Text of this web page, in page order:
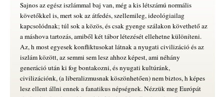
Sajnos az egész iszlámmal baj van, még a kis létszámú normális
követőkkel is, mert sok az átfedés, szellemileg, ideológiailag
kapcsolódnak; túl sok a közös, és csak gyenge szálakon követhető az
a máshova tartozás, amiből két tábor létezését ellehetne különíteni.
Az, h most egyesek konfliktusokat látnak a nyugati civilizáció és az
iszlám között, az semmi sem lesz ahhoz képest, ami néhány
generáció után ki fog bontakozni, és nyugati kultúránk,
civilizációnk, (a liberalizmusnak köszönhetően) nem biztos, h képes
lesz ellent állni ennek a fanatikus népségnek. Nézzük meg Európát